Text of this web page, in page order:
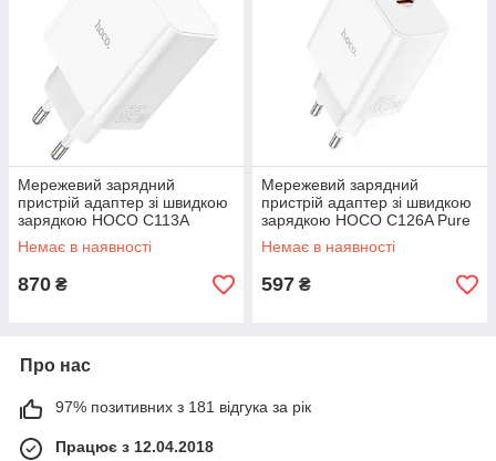
Мережевий зарядний
пристрій адаптер зі швидкою
зарядкою HOCO C113A
Awesome 1USB/1Type-C 65W
PD/QC/FCP/AFC
Немає в наявності
870 ₴
Мережевий зарядний
пристрій адаптер зі швидкою
зарядкою HOCO C126A Pure
1USB/2Type-C 40Вт
PD2.0/QC3.0/FCP/AFC
Немає в наявності
597 ₴
Про нас
97% позитивних з 181 відгука за рік
Працює з 12.04.2018